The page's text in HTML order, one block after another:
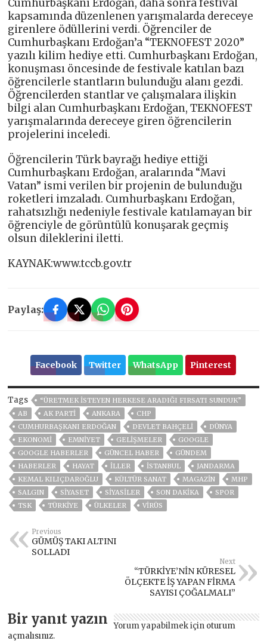
Cumhurbaşkanı Erdoğan, daha sonra festival
kapsamında düzenlenen yarışmalarda dereceye
girenlere ödüllerini verdi. Öğrenciler de
Cumhurbaşkanı Erdoğan’a “TEKNOFEST 2020”
yazılı kilim hediye etti. Cumhurbaşkanı Erdoğan,
konuşması öncesinde de festivale katılan bazı
öğrencilerle stantların bulunduğu alanı gezdi.
Öğrencilerden stantlar ve çalışmalara ilişkin
bilgi alan Cumhurbaşkanı Erdoğan, TEKNOFEST
yarışmalarında dereceye giren öğrencilerin
projelerini inceledi.
Öğrencilerin Türk bayrağı hediye ettiği
Cumhurbaşkanı Erdoğan, aralarında “Mavi
Vatan” ismi verilen bir projenin de bulunduğu
roketleri imzaladı. Cumhurbaşkanı Erdoğan,
rahatsızlığı nedeniyle festivale katılamayan bir
öğrenciyle de görüntülü konuşarak geçmiş
olsun dileklerini iletti.
KAYNAK:www.tccb.gov.tr
Paylaş:
Facebook Twitter WhatsApp Pinterest
Tags
“ÜRETMEK İSTEYEN HERKESE ARADIĞI FIRSATI SUNDUK”
AB
AK PARTİ ANKARA
CHP
CUMHURBAŞKANI ERDOĞAN
DEVLET BAHÇELİ
DÜNYA
EKONOMİ
EMNİYET GELIŞMELER
GOOGLE
GOOGLE HABERLER
GÜNCEL HABER
GÜNDEM
HABERLER
HAYAT İLLER ISTANBUL
JANDARMA
KEMAL KILIÇDAROĞLU
KÜLTÜR SANAT MAGAZİN
MHP
SALGIN
SİYASET SİYASİLER SON DAKIKA
SPOR
TSK
TÜRKİYE ÜLKELER VIRÜS
Previous
GÜMÜŞ TAKI ALTINI
SOLLADI
Next
“TÜRKİYE’NİN KÜRESEL
ÖLÇEKTE İŞ YAPAN FİRMA
SAYISI ÇOĞALMALI”
Bir yanıt yazın Yorum yapabilmek için oturum
açmalısınız.